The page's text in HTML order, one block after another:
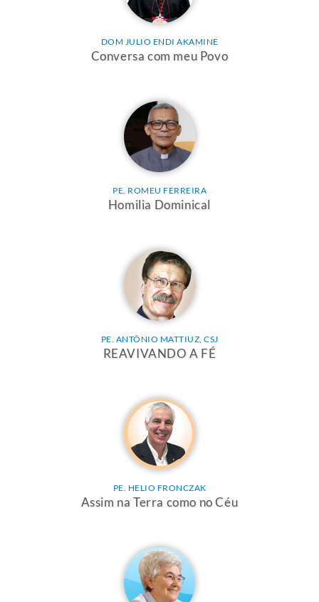
DOM JULIO ENDI AKAMINE
Conversa com meu Povo
PE. ROMEU FERREIRA
Homilia Dominical
PE. ANTÔNIO MATTIUZ, CSJ
REAVIVANDO A FÉ
PE. HELIO FRONCZAK
Assim na Terra como no Céu